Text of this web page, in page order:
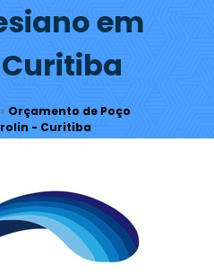
em
» Orçamento de Poço
- Curitiba